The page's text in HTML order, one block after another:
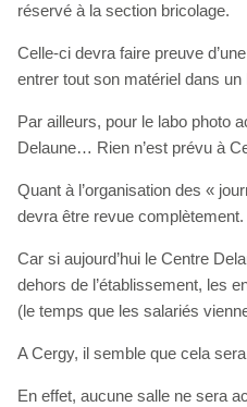
réservé à la section bricolage.
Celle-ci devra faire preuve
entrer tout son matériel dans
Par ailleurs, pour le labo photo
Delaune… Rien n’est prévu à
Quant à l’organisation des «
devra être revue complètement.
Car si aujourd’hui le Centre
dehors de l’établissement, les
(le temps que les salariés
A Cergy, il semble que cela
En effet, aucune salle ne sera